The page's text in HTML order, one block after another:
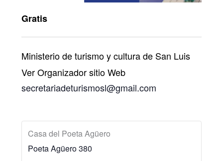
Gratis
Ministerio de turismo y cultura de San Luis
Ver Organizador sitio Web
secretariadeturismosl@gmail.com
Casa del Poeta Agüero
Poeta Agüero 380